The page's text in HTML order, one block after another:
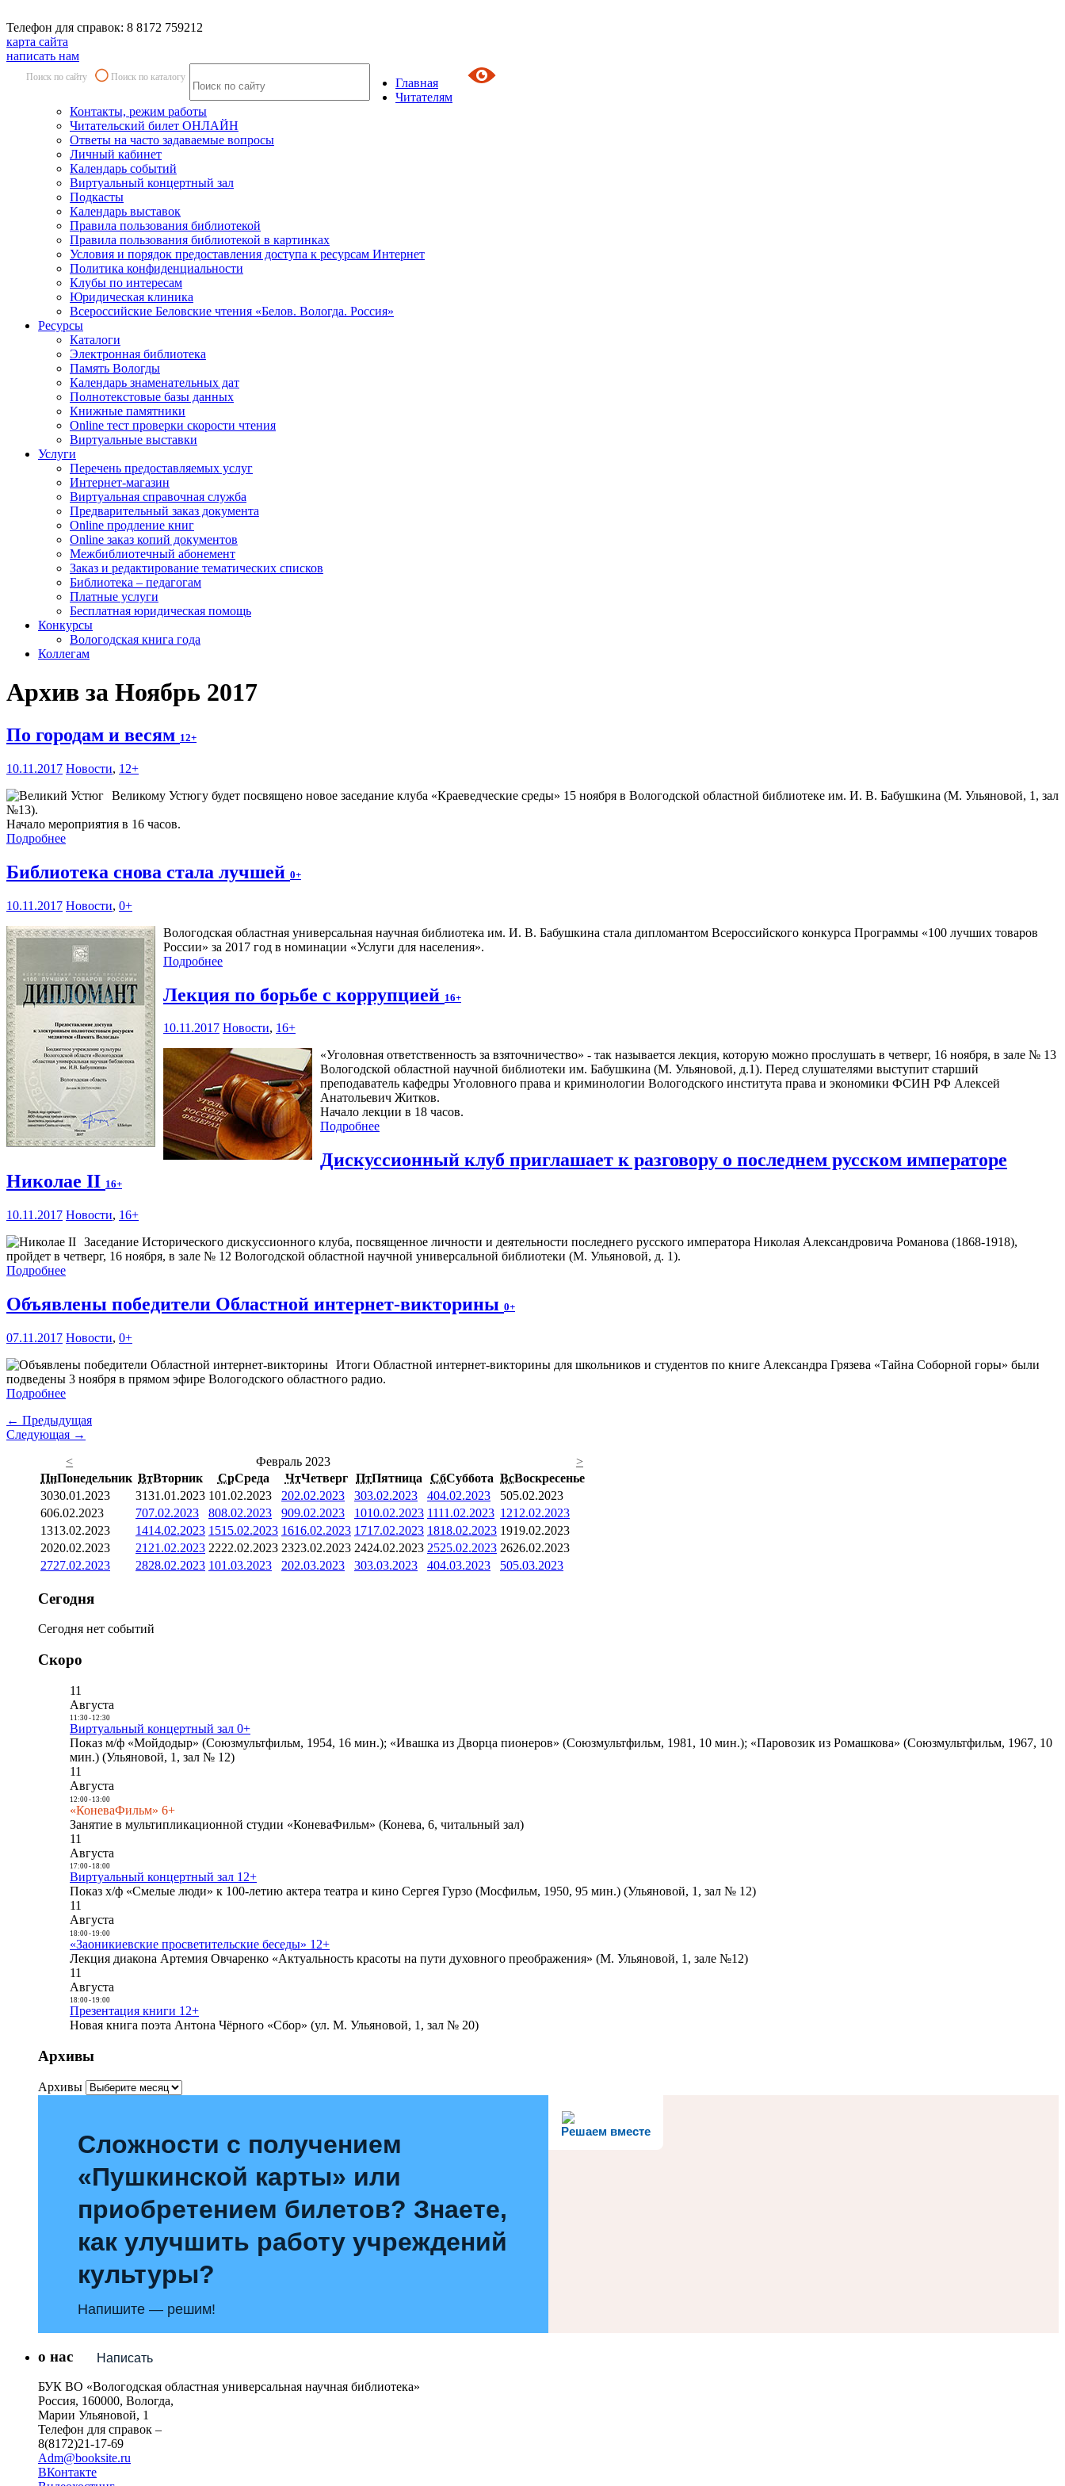
Телефон для справок: 8 8172 759212
карта сайта
написать нам
Поиск по сайту Поиск по каталогу
Главная
Читателям
Контакты, режим работы
Читательский билет ОНЛАЙН
Ответы на часто задаваемые вопросы
Личный кабинет
Календарь событий
Виртуальный концертный зал
Подкасты
Календарь выставок
Правила пользования библиотекой
Правила пользования библиотекой в картинках
Условия и порядок предоставления доступа к ресурсам Интернет
Политика конфиденциальности
Клубы по интересам
Юридическая клиника
Всероссийские Беловские чтения «Белов. Вологда. Россия»
Ресурсы
Каталоги
Электронная библиотека
Память Вологды
Календарь знаменательных дат
Полнотекстовые базы данных
Книжные памятники
Online тест проверки скорости чтения
Виртуальные выставки
Услуги
Перечень предоставляемых услуг
Интернет-магазин
Виртуальная справочная служба
Предварительный заказ документа
Online продление книг
Online заказ копий документов
Межбиблиотечный абонемент
Заказ и редактирование тематических списков
Библиотека – педагогам
Платные услуги
Бесплатная юридическая помощь
Конкурсы
Вологодская книга года
Коллегам
Архив за Ноябрь 2017
По городам и весям 12+
10.11.2017 Новости, 12+
Великому Устюгу будет посвящено новое заседание клуба «Краеведческие среды» 15 ноября в Вологодской областной библиотеке им. И. В. Бабушкина (М. Ульяновой, 1, зал
№13).
Начало мероприятия в 16 часов.
Подробнее
Библиотека снова стала лучшей 0+
10.11.2017 Новости, 0+
Вологодская областная универсальная научная библиотека им. И. В. Бабушкина стала дипломантом Всероссийского конкурса Программы «100 лучших товаров
России» за 2017 год в номинации «Услуги для населения».
Подробнее
Лекция по борьбе с коррупцией 16+
10.11.2017 Новости, 16+
«Уголовная ответственность за взяточничество» - так называется лекция, которую можно прослушать в четверг, 16 ноября, в зале № 13
Вологодской областной научной библиотеки им. Бабушкина (М. Ульяновой, д.1). Перед слушателями выступит старший
преподаватель кафедры Уголовного права и криминологии Вологодского института права и экономики ФСИН РФ Алексей
Анатольевич Житков.
Начало лекции в 18 часов.
Подробнее
Дискуссионный клуб приглашает к разговору о последнем русском императоре
Николае II 16+
10.11.2017 Новости, 16+
Заседание Исторического дискуссионного клуба, посвященное личности и деятельности последнего русского императора Николая Александровича Романова (1868-1918),
пройдет в четверг, 16 ноября, в зале № 12 Вологодской областной научной универсальной библиотеки (М. Ульяновой, д. 1).
Подробнее
Объявлены победители Областной интернет-викторины 0+
07.11.2017 Новости, 0+
Итоги Областной интернет-викторины для школьников и студентов по книге Александра Грязева «Тайна Соборной горы» были
подведены 3 ноября в прямом эфире Вологодского областного радио.
Подробнее
← Предыдущая
Следующая →
<
Февраль 2023
>
ПнПонедельник ВтВторник СрСреда ЧтЧетверг ПтПятница СбСуббота ВсВоскресенье
3030.01.2023 3131.01.2023 101.02.2023 202.02.2023 303.02.2023 404.02.2023 505.02.2023
606.02.2023 707.02.2023 808.02.2023 909.02.2023 1010.02.2023 1111.02.2023 1212.02.2023
1313.02.2023 1414.02.2023 1515.02.2023 1616.02.2023 1717.02.2023 1818.02.2023 1919.02.2023
2020.02.2023 21 21.02.2023 2222.02.2023 2323.02.2023 2424.02.2023 2525.02.2023 2626.02.2023
2727.02.2023 2828.02.2023 101.03.2023 202.03.2023 303.03.2023 404.03.2023 505.03.2023
Сегодня
Сегодня нет событий
Скоро
11
Августа
11:30- 12:30
Виртуальный концертный зал 0+
Показ м/ф «Мойдодыр» (Союзмультфильм, 1954, 16 мин.); «Ивашка из Дворца пионеров» (Союзмультфильм, 1981, 10 мин.); «Паровозик из Ромашкова» (Союзмультфильм, 1967, 10
мин.) (Ульяновой, 1, зал № 12)
11
Августа
12:00- 13:00
«КоневаФильм» 6+
Занятие в мультипликационной студии «КоневаФильм» (Конева, 6, читальный зал)
11
Августа
17:00- 18:00
Виртуальный концертный зал 12+
Показ х/ф «Смелые люди» к 100-летию актера театра и кино Сергея Гурзо (Мосфильм, 1950, 95 мин.) (Ульяновой, 1, зал № 12)
11
Августа
18:00- 19:00
«Заоникиевские просветительские беседы» 12+
Лекция диакона Артемия Овчаренко «Актуальность красоты на пути духовного преображения» (М. Ульяновой, 1, зале №12)
11
Августа
18:00- 19:00
Презентация книги 12+
Новая книга поэта Антона Чёрного «Сбор» (ул. М. Ульяновой, 1, зал № 20)
Архивы
Архивы
Решаем вместе
Сложности с получением
«Пушкинской карты» или
приобретением билетов? Знаете,
как улучшить работу учреждений
культуры?
Напишите — решим!
Написать
о нас
БУК ВО «Вологодская областная универсальная научная библиотека»
Россия, 160000, Вологда,
Марии Ульяновой, 1
Телефон для справок –
8(8172)21-17-69
Adm@booksite.ru
ВКонтакте